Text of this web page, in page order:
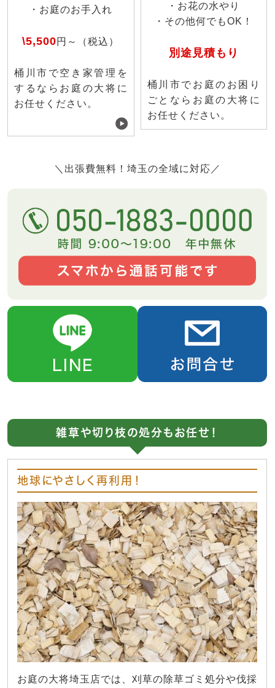
・お庭のお手入れ
\5,500円～（税込）
桶川市で空き家管理を
するならお庭の大将に
お任せください。
・お花の水やり
・その他何でもOK！
別途見積もり
桶川市でお庭のお困り
ごとならお庭の大将に
お任せください。
＼出張費無料！埼玉の全域に対応／
雑草や切り枝の処分もお任せ！
地球にやさしく再利用！
お庭の大将埼玉店では、刈草の除草ゴミ処分や伐採